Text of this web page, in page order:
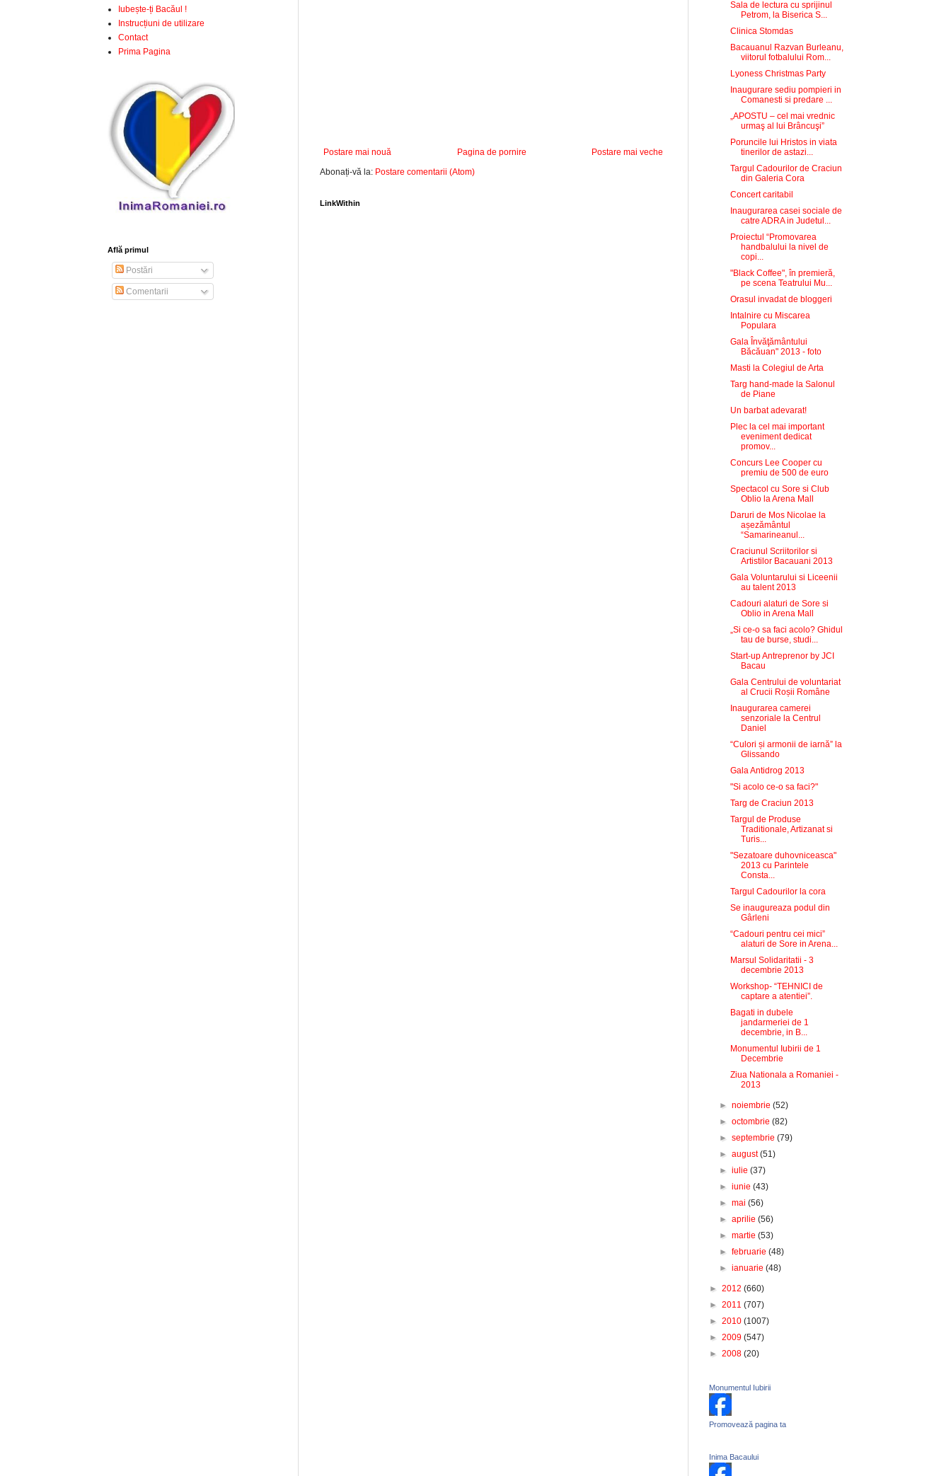
Postare mai nouă Postare mai veche
Pagina de pornire
Abonați-vă la: Postare comentarii (Atom)
LinkWithin
Iubește-ți Bacăul !
Instrucțiuni de utilizare
Contact
Prima Pagina
Află primul
Postări
Comentarii
Sala de lectura cu sprijinul
Petrom, la Biserica S...
Clinica Stomdas
Bacauanul Razvan Burleanu,
viitorul fotbalului Rom...
Lyoness Christmas Party
Inaugurare sediu pompieri in
Comanesti si predare ...
„APOSTU – cel mai vrednic
urmaş al lui Brâncuşi”
Poruncile lui Hristos in viata
tinerilor de astazi...
Targul Cadourilor de Craciun
din Galeria Cora
Concert caritabil
Inaugurarea casei sociale de
catre ADRA in Judetul...
Proiectul “Promovarea
handbalului la nivel de
copi...
"Black Coffee", în premieră,
pe scena Teatrului Mu...
Orasul invadat de bloggeri
Intalnire cu Miscarea
Populara
Gala Învăţământului
Băcăuan" 2013 - foto
Masti la Colegiul de Arta
Targ hand-made la Salonul
de Piane
Un barbat adevarat!
Plec la cel mai important
eveniment dedicat
promov...
Concurs Lee Cooper cu
premiu de 500 de euro
Spectacol cu Sore si Club
Oblio la Arena Mall
Daruri de Mos Nicolae la
așezământul
“Samarineanul...
Craciunul Scriitorilor si
Artistilor Bacauani 2013
Gala Voluntarului si Liceenii
au talent 2013
Cadouri alaturi de Sore si
Oblio in Arena Mall
„Si ce-o sa faci acolo? Ghidul
tau de burse, studi...
Start-up Antreprenor by JCI
Bacau
Gala Centrului de voluntariat
al Crucii Roșii Române
Inaugurarea camerei
senzoriale la Centrul
Daniel
“Culori și armonii de iarnă” la
Glissando
Gala Antidrog 2013
"Si acolo ce-o sa faci?"
Targ de Craciun 2013
Targul de Produse
Traditionale, Artizanat si
Turis...
"Sezatoare duhovniceasca"
2013 cu Parintele
Consta...
Targul Cadourilor la cora
Se inaugureaza podul din
Gârleni
“Cadouri pentru cei mici”
alaturi de Sore in Arena...
Marsul Solidaritatii - 3
decembrie 2013
Workshop- “TEHNICI de
captare a atentiei”.
Bagati in dubele
jandarmeriei de 1
decembrie, in B...
Monumentul Iubirii de 1
Decembrie
Ziua Nationala a Romaniei -
2013
►noiembrie(52)
►octombrie(82)
►septembrie(79)
►august(51)
►iulie(37)
►iunie(43)
►mai(56)
►aprilie(56)
►martie(53)
►februarie(48)
►ianuarie(48)
► 2012 (660)
► 2011 (707)
► 2010 (1007)
► 2009 (547)
► 2008 (20)
Monumentul Iubirii
Promovează pagina ta
Inima Bacaului